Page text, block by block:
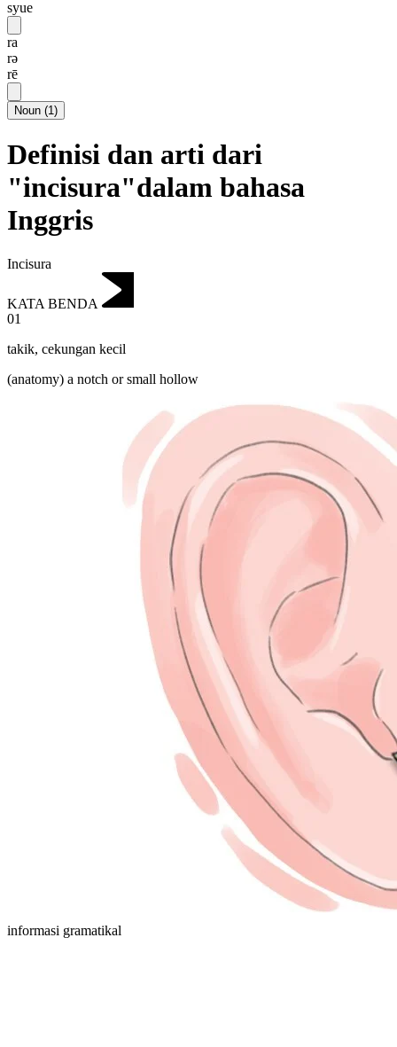
syue
ra
rə
rē
Noun (1)
Definisi dan arti dari
"incisura"dalam bahasa
Inggris
Incisura
KATA BENDA
01
takik, cekungan kecil
(anatomy) a notch or small hollow
informasi gramatikal